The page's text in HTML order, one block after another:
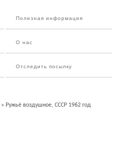
Полезная информация
О нас
Отследить посылку
» Ружьё воздушное, СССР 1962 год